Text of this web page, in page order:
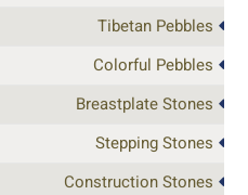
Tibetan Pebbles
Colorful Pebbles
Breastplate Stones
Stepping Stones
Construction Stones